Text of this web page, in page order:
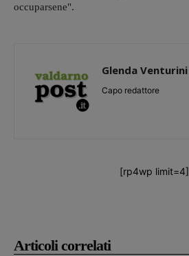
Articoli correlati
occuparsene".
Glenda Venturini
Capo redattore
[rp4wp limit=4]